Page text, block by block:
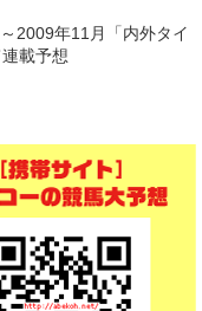
2009年11月「内外タイ
載予想